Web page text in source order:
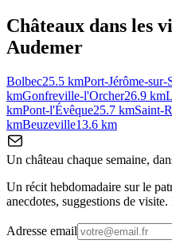
Châteaux dans les
Audemer
Bolbec25.5 kmPort-Jérôme-sur-
kmGonfreville-l'Orcher26.9 km
kmPont-l'Évêque25.7 kmSaint-
kmBeuzeville13.6 km
Un château chaque semaine,
Un récit hebdomadaire sur le
anecdotes, suggestions de
Adresse email